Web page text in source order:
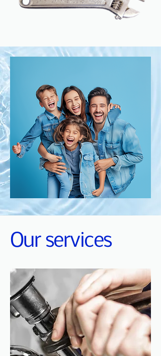
Our services